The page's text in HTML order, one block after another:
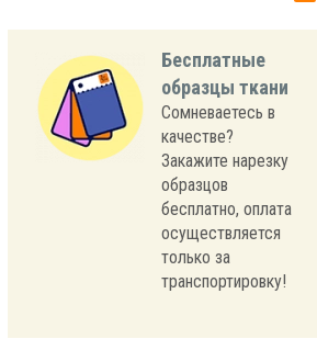
Бесплатные
образцы ткани
Сомневаетесь в
качестве?
Закажите нарезку
образцов
бесплатно, оплата
осуществляется
только за
транспортировку!